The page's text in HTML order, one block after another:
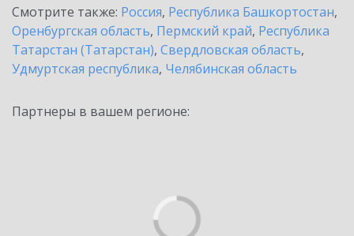
Смотрите также: Россия, Республика Башкортостан,
Оренбургская область, Пермский край, Республика
Татарстан (Татарстан), Свердловская область,
Удмуртская республика, Челябинская область
Партнеры в вашем регионе: